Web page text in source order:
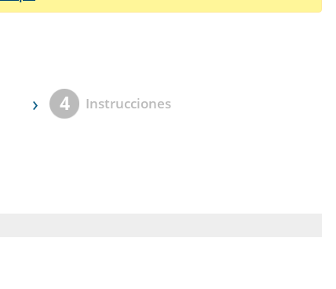
› 4 Instrucciones